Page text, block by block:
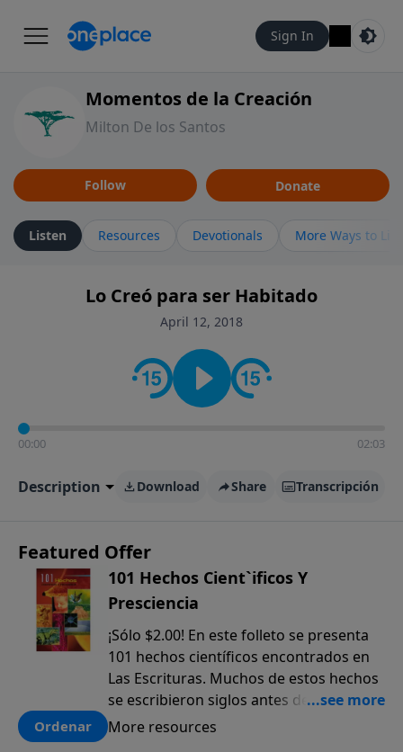
Sign In
Momentos de la Creación
Milton De los Santos
Follow Donate
Listen Resources Devotionals More Ways to
Lo Creó para ser Habitado
April 12, 2018
00:00 02:03
Description Download Share Transcripción
Featured Offer
101 Hechos Cient`ificos Y
Presciencia
¡Sólo $2.00! En este folleto se presenta
101 hechos científicos encontrados en
Las Escrituras. Muchos de estos hechos
se escribieron siglos antes de que
fueran descubiertos. El anticipado
Ordenar More resources